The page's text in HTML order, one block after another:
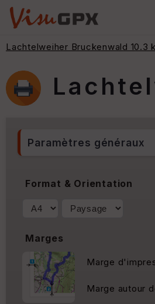
Lachtelweiher Bruckenwald 10.3
Paramètres généraux
Format & Orientation
Marges
Marge
Marge autour